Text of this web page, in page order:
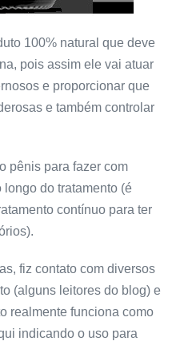
100% natural que deve
pois assim ele vai atuar
e proporcionar que
e também controlar
pênis para fazer com
do tratamento (é
contínuo para ter
fiz contato com diversos
(alguns leitores do blog) e
realmente funciona como
indicando o uso para